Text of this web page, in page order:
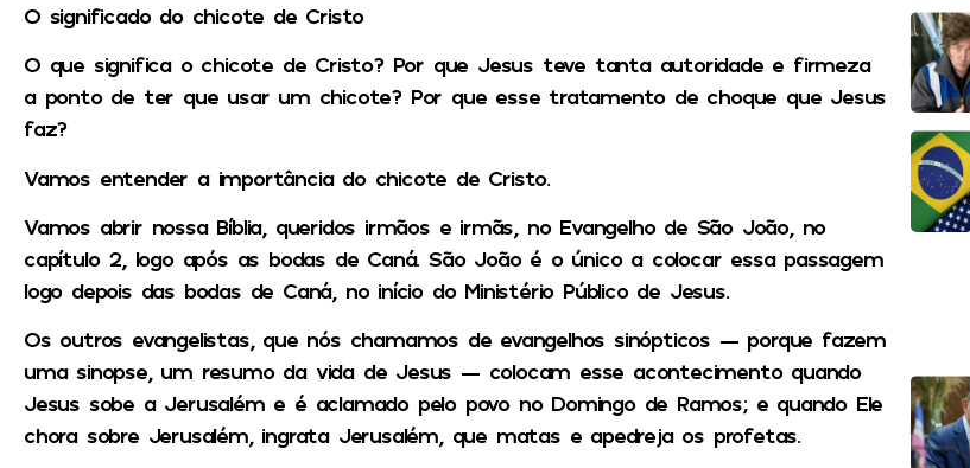
O significado do chicote de Cristo
O que significa o chicote de Cristo? Por que Jesus teve tanta autoridade e firmeza
a ponto de ter que usar um chicote? Por que esse tratamento de choque que Jesus
faz?
Vamos entender a importância do chicote de Cristo.
Vamos abrir nossa Bíblia, queridos irmãos e irmãs, no Evangelho de São João, no
capítulo 2, logo após as bodas de Caná. São João é o único a colocar essa passagem
logo depois das bodas de Caná, no início do Ministério Público de Jesus.
Os outros evangelistas, que nós chamamos de evangelhos sinópticos — porque fazem
uma sinopse, um resumo da vida de Jesus — colocam esse acontecimento quando
Jesus sobe a Jerusalém e é aclamado pelo povo no Domingo de Ramos; e quando Ele
chora sobre Jerusalém, ingrata Jerusalém, que matas e apedreja os profetas.